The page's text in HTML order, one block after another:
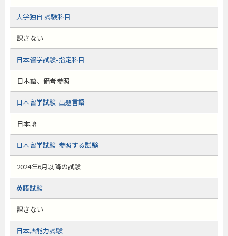
大学独自 試験科目
課さない
日本留学試験-指定科目
日本語、備考参照
日本留学試験-出題言語
日本語
日本留学試験-参照する試験
2024年6月以降の試験
英語試験
課さない
日本語能力試験